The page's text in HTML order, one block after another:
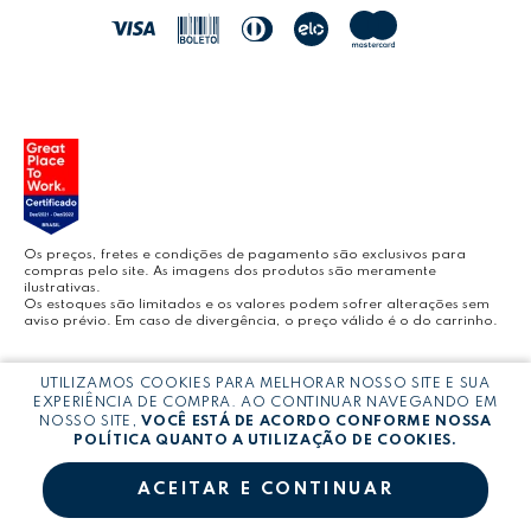
BLOG LEONORA
Os preços, fretes e condições de pagamento são exclusivos para
compras pelo site. As imagens dos produtos são meramente
ilustrativas.
Os estoques são limitados e os valores podem sofrer alterações sem
aviso prévio. Em caso de divergência, o preço válido é o do carrinho.
Copyright © LEONORA COMERCIO INTERNACIONAL LTDA - CNPJ:
03.064.692/0005-53
UTILIZAMOS COOKIES PARA MELHORAR NOSSO SITE E SUA
EXPERIÊNCIA DE COMPRA. AO CONTINUAR NAVEGANDO EM
NOSSO SITE,VOCÊ ESTÁ DE ACORDO CONFORME NOSSA
POLÍTICA QUANTO A UTILIZAÇÃO DE COOKIES.
ACEITAR E CONTINUAR